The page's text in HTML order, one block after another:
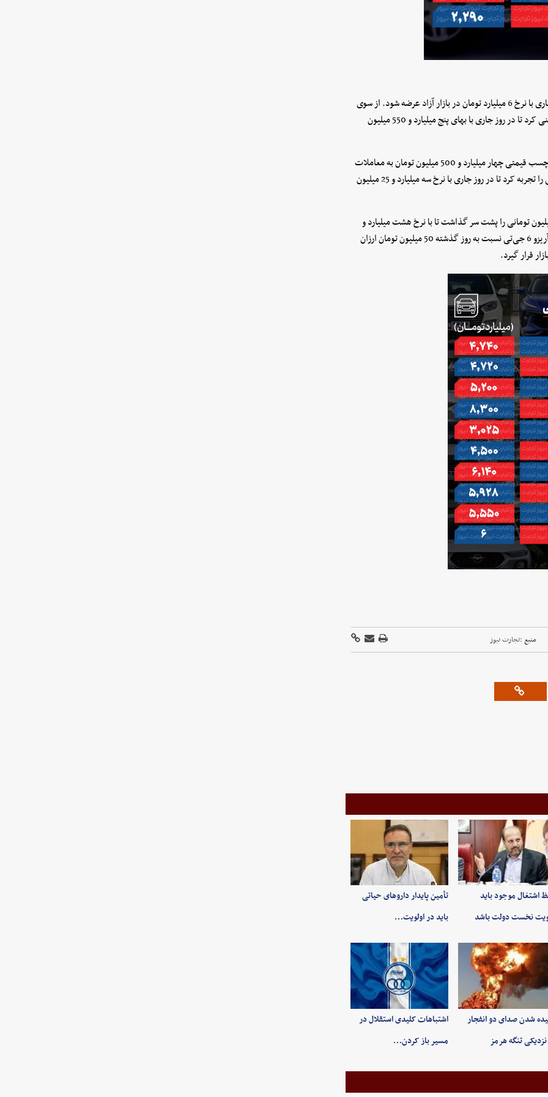
لاماری هیبرید افت بهای 300 میلیون تومانی را تجربه کرد تا در روز جاری با نرخ 6 میلیارد تومان در بازار آزاد عرضه شود. از سوی
دیگر، لاماری ایما نسبت به روز گذشته تنها 10 میلیون تومان عقب‌نشینی کرد تا در روز جاری با بهای پنج میلیارد و 550 میلیون
کی‌ام‌سی X5 نسبت به روز گذشته 180 میلیون تومان ارزان شد و با برچسب قیمتی چهار میلیارد و 500 میلیون تومان به معاملات
روز جاری رسید. از طرف دیگر، بک X3 کاهش بهای 10 میلیون تومانی را تجربه کرد تا در روز جاری با نرخ سه میلیارد و 25 میلیون
پرومکس خلاف جریان کلی بازار حرکت کرد و رشد بهای 120 میلیون تومانی را پشت سر گذاشت تا با نرخ هشت میلیارد و
300 میلیون تومان در بنگاه‌های معاملاتی عرضه شود. از سوی دیگر، آریزو 6 جی‌تی نسبت به روز گذشته 50 میلیون تومان ارزان
منبع :تجارت نیوز
اشتغال موجود باید
نخست دولت باشد
تأمین پایدار داروهای حیاتی
باید در اولویت…
شدن صدای دو انفجار
تنگه هرمز
اشتباهات کلیدی استقلال در
مسیر باز کردن…